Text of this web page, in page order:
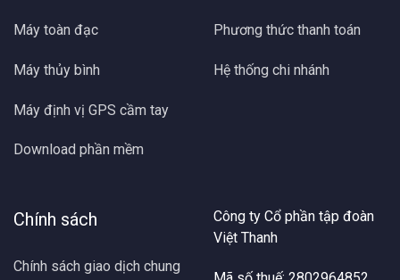
Máy toàn đạc
Máy thủy bình
Máy định vị GPS cầm tay
Download phần mềm
Phương thức thanh toán
Hệ thống chi nhánh
Chính sách
Chính sách giao dịch chung
Công ty Cổ phần tập đoàn
Việt Thanh